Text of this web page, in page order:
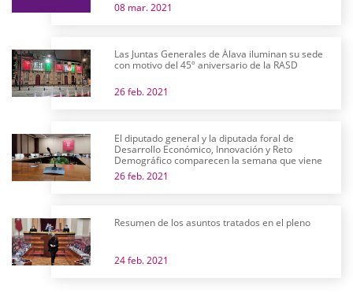
08 mar. 2021
Las Juntas Generales de Álava iluminan su sede
con motivo del 45º aniversario de la RASD
26 feb. 2021
El diputado general y la diputada foral de
Desarrollo Económico, Innovación y Reto
Demográfico comparecen la semana que viene
26 feb. 2021
Resumen de los asuntos tratados en el pleno
24 feb. 2021